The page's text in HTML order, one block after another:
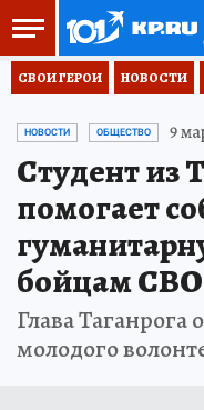
СВОИ ГЕРОИ НОВОСТИ
НОВОСТИ ОБЩЕСТВО 9
Студент из
помогает
бойцам СВО
Глава Таганрога
молодого